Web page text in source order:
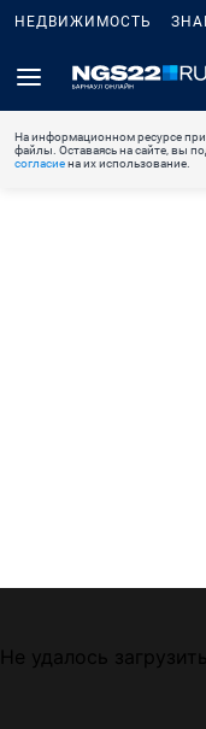
НЕДВИЖИМОСТЬ
На информационном ресурсе
файлы. Оставаясь на сайте, вы
согласиена их использование.
Не удалось